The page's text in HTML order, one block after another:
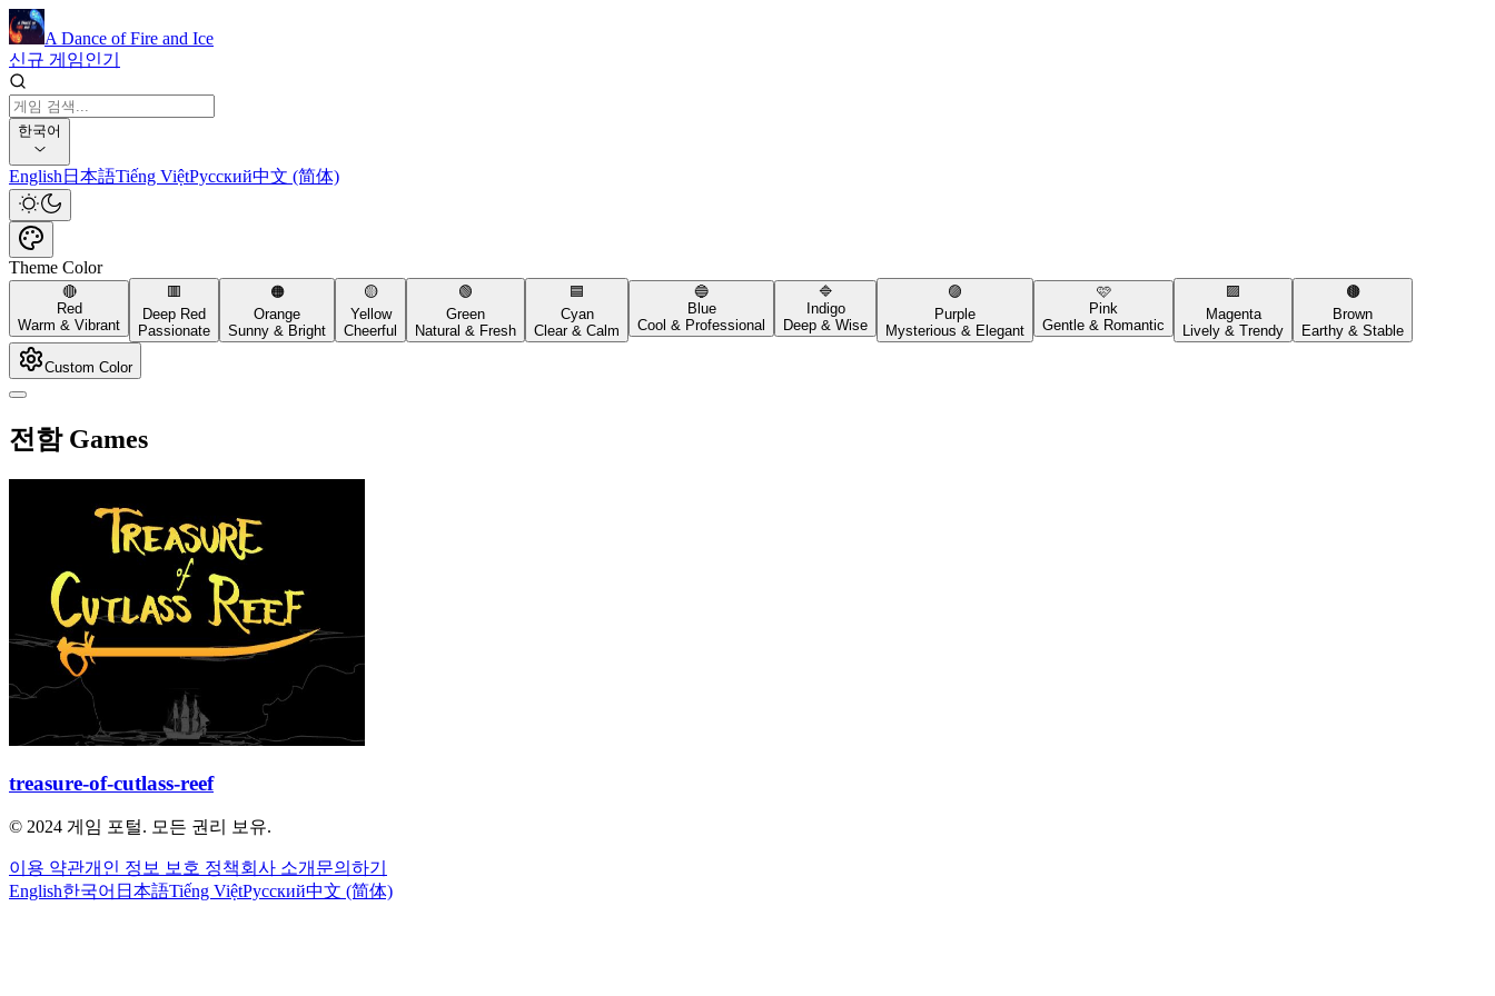
A Dance of Fire and Ice
신규 게임인기
한국어
English 日本語Tiếng ViệtРусский中文 (简体)
Theme Color
🔴
Red
Warm & Vibrant
🟥
Deep Red
Passionate
🟠
Orange
Sunny & Bright
🟡
Yellow
Cheerful
🟢
Green
Natural & Fresh
🟦
Cyan
Clear & Calm
🔵
Blue
Cool & Professional
🔷
Indigo
Deep & Wise
🟣
Purple
Mysterious & Elegant
🩷
Pink
Gentle & Romantic
🟪
Magenta
Lively & Trendy
🟤
Brown
Earthy & Stable
Custom Color
전함 Games
treasure-of-cutlass-reef
© 2024 게임 포털. 모든 권리 보유.
이용 약관개인 정보 보호 정책회사 소개 문의하기
English한국어 日本語Tiếng ViệtРусский中文 (简体)